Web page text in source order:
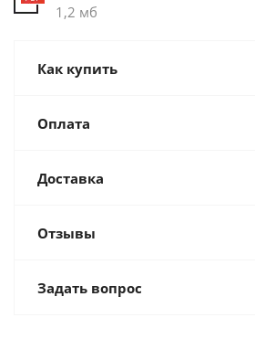
1,2 мб
Как купить
Оплата
Доставка
Отзывы
Задать вопрос